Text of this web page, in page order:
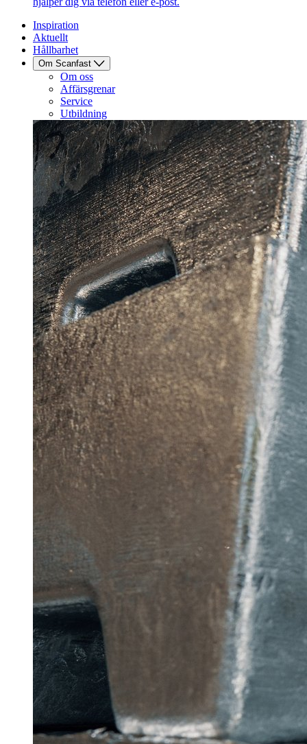
Inspiration
Aktuellt
Hållbarhet
Om Scanfast
Om oss
Affärsgrenar
Service
Utbildning